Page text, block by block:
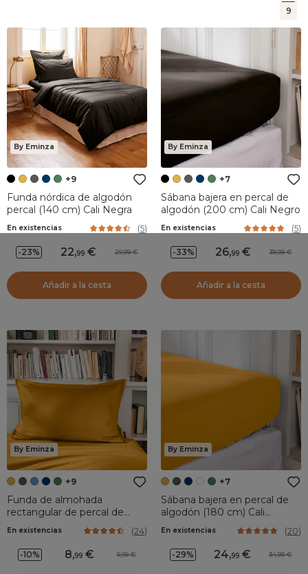
9
By Eminza
+9
Funda nórdica de algodón
percal (140 cm) Cali Negra
En existencias (5)
-23% 22,99 29,99
Añadir a la cesta
By Eminza
+7
Sábana bajera en percal de
algodón (200 cm) Cali Negro
En existencias (5)
-33% 26,99 39,99
Añadir a la cesta
By Eminza
+9
Funda de almohada
rectangular de percal de
Amarillo mostaza
En existencias (24)
-10% 8,99 9,99
By Eminza
+7
Sábana bajera en percal de
algodón (180 cm) Cali
En existencias (20)
-29% 24,99 34,99